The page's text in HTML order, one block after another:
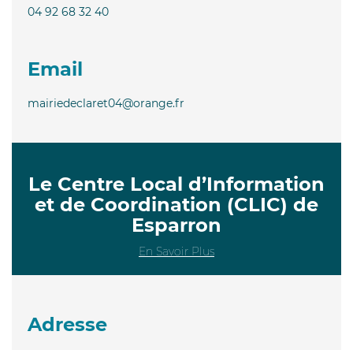
04 92 68 32 40
Email
mairiedeclaret04@orange.fr
Le Centre Local d’Information
et de Coordination (CLIC) de
Esparron
En Savoir Plus
Adresse